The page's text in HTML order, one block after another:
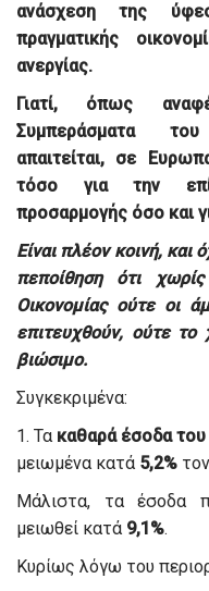
ανάσχεση της
πραγματικής
ανεργίας.
Γιατί, όπως
Συμπεράσματα
απαιτείται, σε
τόσο για την
προσαρμογής όσο και
Είναι πλέον κοινή, και
πεποίθηση ότι
Οικονομίας ούτε οι
επιτευχθούν, ούτε το
βιώσιμο.
Συγκεκριμένα:
1. Τα καθαρά έσοδα
μειωμένα κατά 5,2%
Μάλιστα, τα έσοδα
μειωθεί κατά 9,1%.
Κυρίως λόγω του